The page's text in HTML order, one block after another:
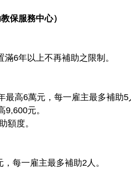
保服務中心）
6年以上不再補助之限制。
高6萬元，每一雇主最多補助5
元。
額度。
每一雇主最多補助2人。